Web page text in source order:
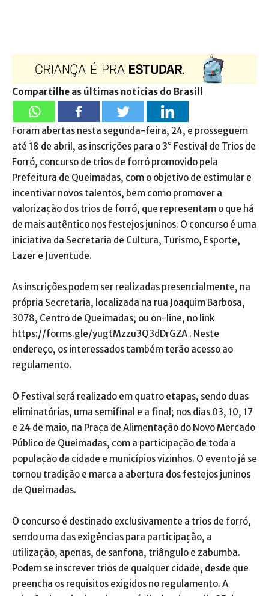
Compartilhe as últimas notícias do Brasil!
Foram abertas nesta segunda-feira, 24, e prosseguem
até 18 de abril, as inscrições para o 3° Festival de Trios de
Forró, concurso de trios de forró promovido pela
Prefeitura de Queimadas, com o objetivo de estimular e
incentivar novos talentos, bem como promover a
valorização dos trios de forró, que representam o que há
de mais autêntico nos festejos juninos. O concurso é uma
iniciativa da Secretaria de Cultura, Turismo, Esporte,
Lazer e Juventude.
As inscrições podem ser realizadas presencialmente, na
própria Secretaria, localizada na rua Joaquim Barbosa,
3078, Centro de Queimadas; ou on-line, no link
https://forms.gle/yugtMzzu3Q3dDrGZA . Neste
endereço, os interessados também terão acesso ao
regulamento.
O Festival será realizado em quatro etapas, sendo duas
eliminatórias, uma semifinal e a final; nos dias 03, 10, 17
e 24 de maio, na Praça de Alimentação do Novo Mercado
Público de Queimadas, com a participação de toda a
população da cidade e municípios vizinhos. O evento já se
tornou tradição e marca a abertura dos festejos juninos
de Queimadas.
O concurso é destinado exclusivamente a trios de forró,
sendo uma das exigências para participação, a
utilização, apenas, de sanfona, triângulo e zabumba.
Podem se inscrever trios de qualquer cidade, desde que
preencha os requisitos exigidos no regulamento. A